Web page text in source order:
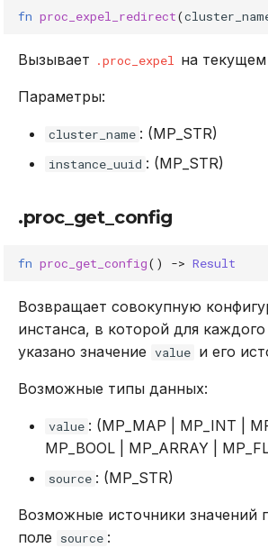
fn proc_expel_redirect(
Вызывает .proc_expel на текущем
Параметры:
cluster_name : (MP_STR)
instance_uuid : (MP_STR)
.proc_get_config
fn proc_get_config() -> Result
Возвращает совокупную
инстанса, в которой для
указано значение value и его
Возможные типы данных:
value : (MP_MAP | MP_INT |
MP_BOOL | MP_ARRAY |
source : (MP_STR)
Возможные источники значений
поле
source :